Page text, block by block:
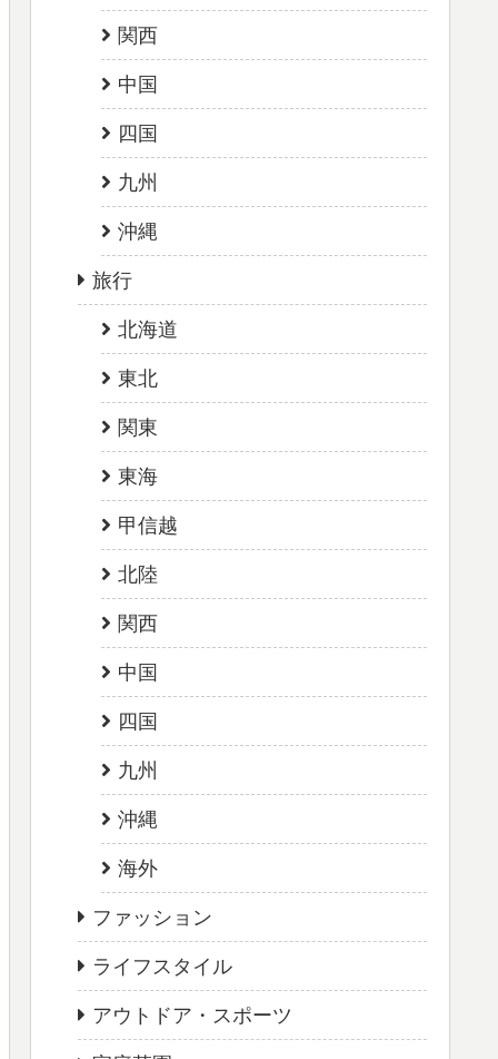
関西
中国
四国
九州
沖縄
旅行
北海道
東北
関東
東海
甲信越
北陸
関西
中国
四国
九州
沖縄
海外
ファッション
ライフスタイル
アウトドア・スポーツ